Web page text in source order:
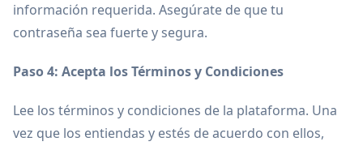
información requerida. Asegúrate de que tu
contraseña sea fuerte y segura.
Paso 4: Acepta los Términos y Condiciones
Lee los términos y condiciones de la plataforma. Una
vez que los entiendas y estés de acuerdo con ellos,